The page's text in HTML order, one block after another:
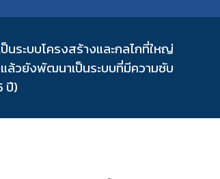
ระบบโครงสร้างและกลไกที่ใหญ่
ล้วยังพัฒนาเป็นระบบที่มีความซับ
ปี)